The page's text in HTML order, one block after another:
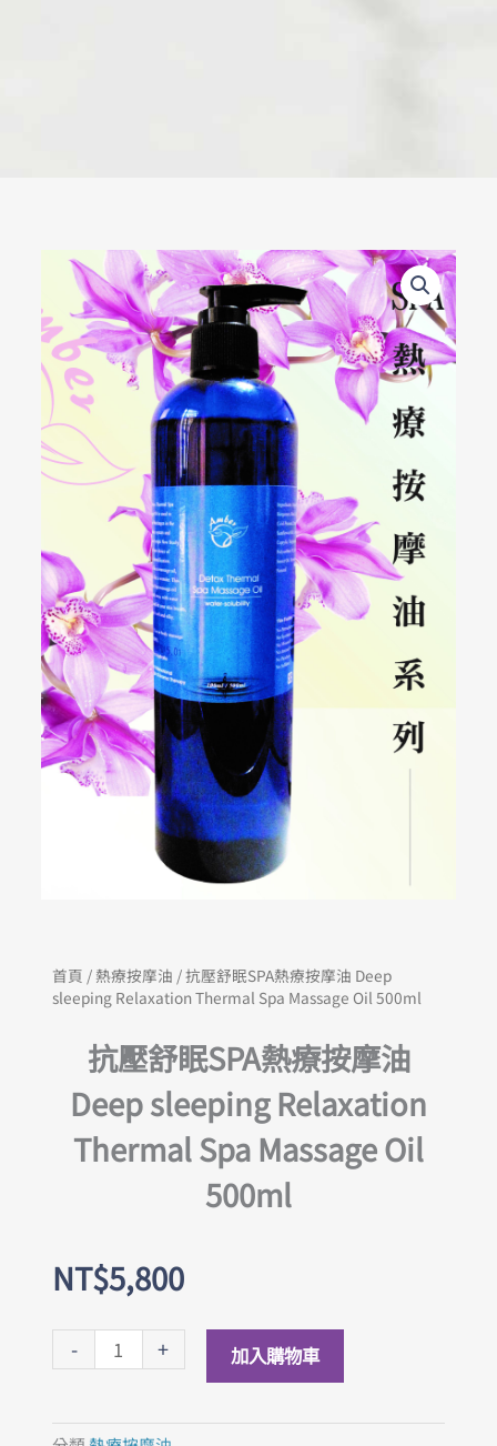
首頁 /熱療按摩油 / 抗壓舒眠SPA熱療按摩油 Deep
sleeping Relaxation Thermal Spa Massage Oil 500ml
抗壓舒眠SPA熱療按摩油
Deep sleeping Relaxation
Thermal Spa Massage Oil
500ml
NT$5,800
-
壓
眠
+ 加入購物車